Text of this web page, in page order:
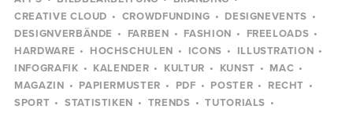
CREATIVE CLOUD
CROWDFUNDING
DESIGNEVENTS
DESIGNVERBÄNDE
FARBEN FASHION
FREELOADS
HARDWARE
HOCHSCHULEN ICONS
ILLUSTRATION
INFOGRAFIK
KALENDER KULTUR KUNST
MAC
MAGAZIN
PAPIERMUSTER PDF POSTER
RECHT
SPORT
STATISTIKEN TRENDS
TUTORIALS